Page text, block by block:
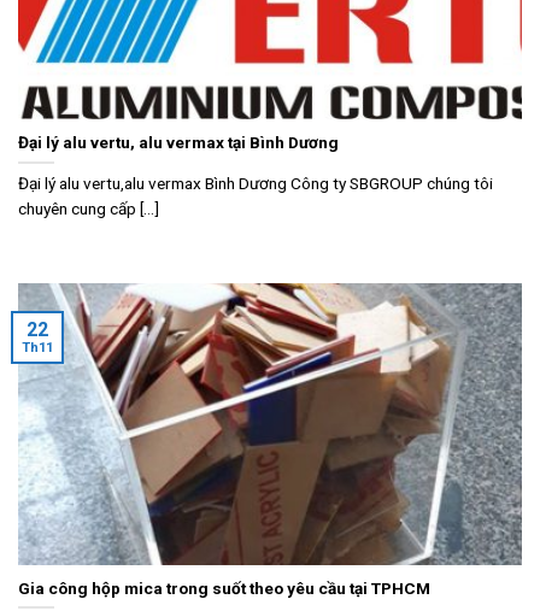
Đại lý alu vertu, alu vermax tại Bình Dương
Đại lý alu vertu,alu vermax Bình Dương Công ty SBGROUP chúng tôi
chuyên cung cấp [...]
Gia công hộp mica trong suốt theo yêu cầu tại TPHCM
22
Th11